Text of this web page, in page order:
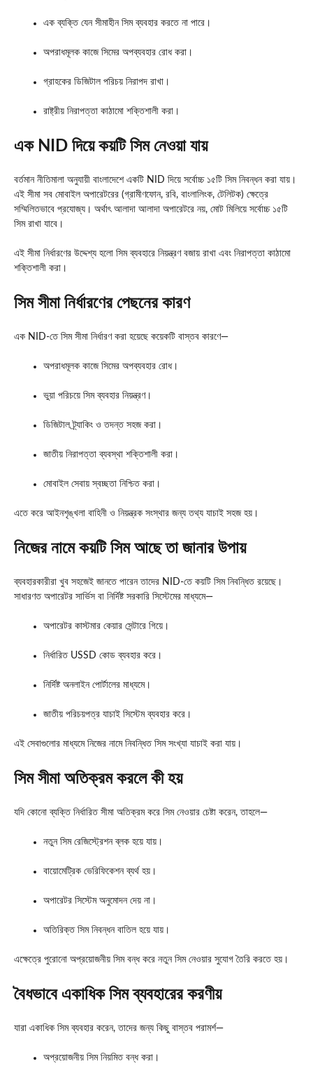
এক ব্যক্তি যেন সীমাহীন সিম ব্যবহার করতে না পারে।
অপরাধমূলক কাজে সিমের অপব্যবহার রোধ করা।
গ্রাহকের ডিজিটাল পরিচয় নিরাপদ রাখা।
রাষ্ট্রীয় নিরাপত্তা কাঠামো শক্তিশালী করা।
এক NID দিয়ে কয়টি সিম নেওয়া যায়
বর্তমান নীতিমালা অনুযায়ী বাংলাদেশে একটি NID দিয়ে সর্বোচ্চ ১৫টি সিম নিবন্ধন করা যায়।
এই সীমা সব মোবাইল অপারেটরের (গ্রামীণফোন, রবি, বাংলালিংক, টেলিটক) ক্ষেত্রে
সম্মিলিতভাবে প্রযোজ্য। অর্থাৎ আলাদা আলাদা অপারেটরে নয়, মোট মিলিয়ে সর্বোচ্চ ১৫টি
সিম রাখা যাবে।
এই সীমা নির্ধারণের উদ্দেশ্য হলো সিম ব্যবহারে নিয়ন্ত্রণ বজায় রাখা এবং নিরাপত্তা কাঠামো
শক্তিশালী করা।
সিম সীমা নির্ধারণের পেছনের কারণ
এক NID-তে সিম সীমা নির্ধারণ করা হয়েছে কয়েকটি বাস্তব কারণে—
অপরাধমূলক কাজে সিমের অপব্যবহার রোধ।
ভুয়া পরিচয়ে সিম ব্যবহার নিয়ন্ত্রণ।
ডিজিটাল ট্র্যাকিং ও তদন্ত সহজ করা।
জাতীয় নিরাপত্তা ব্যবস্থা শক্তিশালী করা।
মোবাইল সেবায় স্বচ্ছতা নিশ্চিত করা।
এতে করে আইনশৃঙ্খলা বাহিনী ও নিয়ন্ত্রক সংস্থার জন্য তথ্য যাচাই সহজ হয়।
নিজের নামে কয়টি সিম আছে তা জানার উপায়
ব্যবহারকারীরা খুব সহজেই জানতে পারেন তাদের NID-তে কয়টি সিম নিবন্ধিত রয়েছে।
সাধারণত অপারেটর সার্ভিস বা নির্দিষ্ট সরকারি সিস্টেমের মাধ্যমে—
অপারেটর কাস্টমার কেয়ার সেন্টারে গিয়ে।
নির্ধারিত USSD কোড ব্যবহার করে।
নির্দিষ্ট অনলাইন পোর্টালের মাধ্যমে।
জাতীয় পরিচয়পত্র যাচাই সিস্টেম ব্যবহার করে।
এই সেবাগুলোর মাধ্যমে নিজের নামে নিবন্ধিত সিম সংখ্যা যাচাই করা যায়।
সিম সীমা অতিক্রম করলে কী হয়
যদি কোনো ব্যক্তি নির্ধারিত সীমা অতিক্রম করে সিম নেওয়ার চেষ্টা করেন, তাহলে—
নতুন সিম রেজিস্ট্রেশন ব্লক হয়ে যায়।
বায়োমেট্রিক ভেরিফিকেশন ব্যর্থ হয়।
অপারেটর সিস্টেম অনুমোদন দেয় না।
অতিরিক্ত সিম নিবন্ধন বাতিল হয়ে যায়।
এক্ষেত্রে পুরোনো অপ্রয়োজনীয় সিম বন্ধ করে নতুন সিম নেওয়ার সুযোগ তৈরি করতে হয়।
বৈধভাবে একাধিক সিম ব্যবহারের করণীয়
যারা একাধিক সিম ব্যবহার করেন, তাদের জন্য কিছু বাস্তব পরামর্শ—
অপ্রয়োজনীয় সিম নিয়মিত বন্ধ করা।